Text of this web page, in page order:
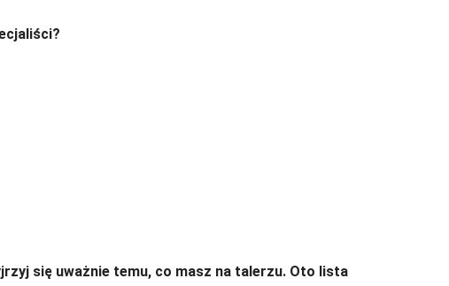
się uważnie temu, co masz na talerzu. Oto lista